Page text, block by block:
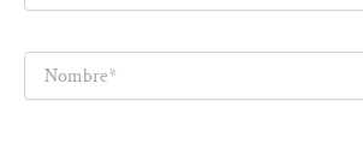
Nombre*